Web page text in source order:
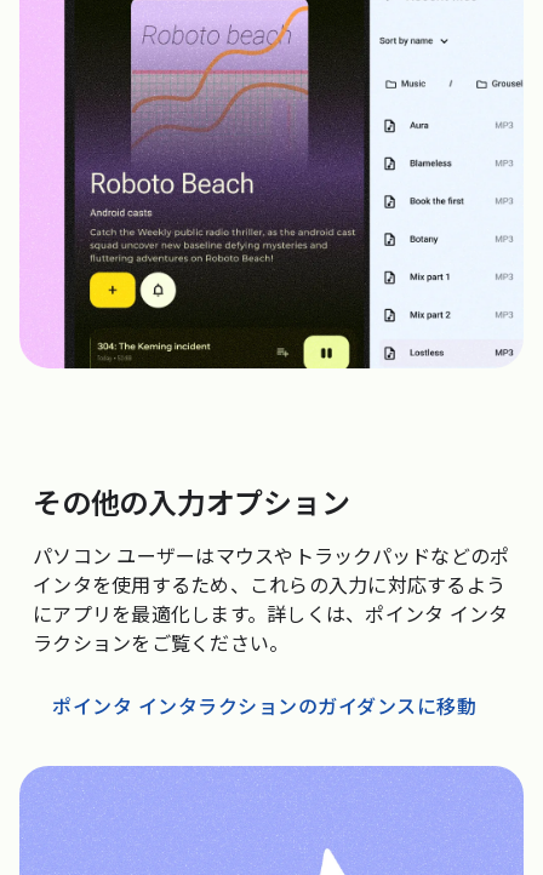
その他の入力オプション
パソコン ユーザーはマウスやトラックパッドなどのポ
インタを使用するため、これらの入力に対応するよう
にアプリを最適化します。詳しくは、ポインタ インタ
ラクションをご覧ください。
ポインタ インタラクションのガイダンスに移動